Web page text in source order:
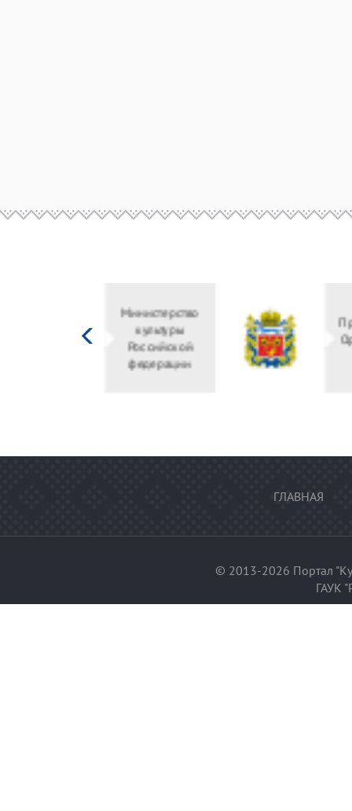
Министерство
культуры
Российской
федерации
ГЛАВНАЯ
© 2013-2026 Портал
ГАУК